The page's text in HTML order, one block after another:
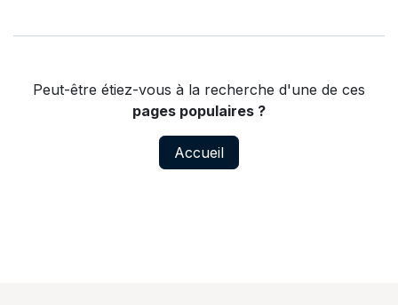
Peut-être étiez-vous à la recherche d'une de ces
pages populaires ?
Accueil